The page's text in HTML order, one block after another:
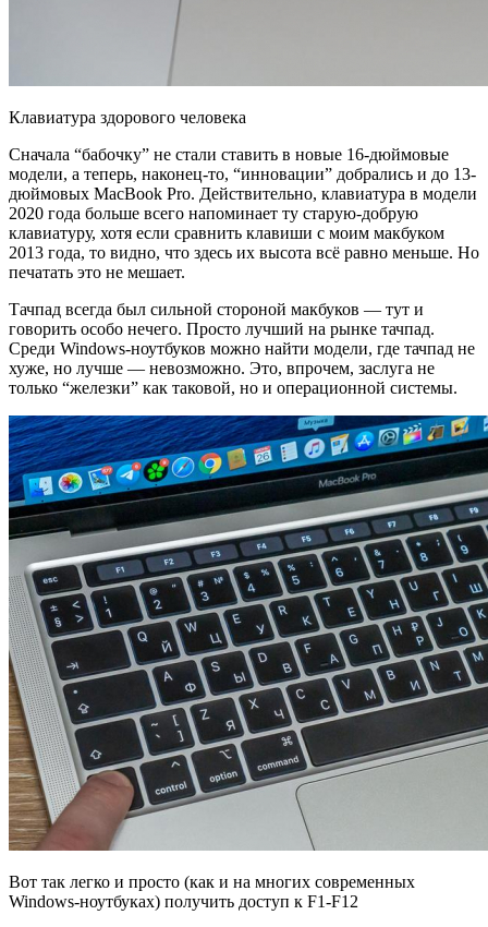
Клавиатура здорового человека
Сначала “бабочку” не стали ставить в новые 16-дюймовые
модели, а теперь, наконец-то, “инновации” добрались и до 13-
дюймовых MacBook Pro. Действительно, клавиатура в модели
2020 года больше всего напоминает ту старую-добрую
клавиатуру, хотя если сравнить клавиши с моим макбуком
2013 года, то видно, что здесь их высота всё равно меньше. Но
печатать это не мешает.
Тачпад всегда был сильной стороной макбуков — тут и
говорить особо нечего. Просто лучший на рынке тачпад.
Среди Windows-ноутбуков можно найти модели, где тачпад не
хуже, но лучше — невозможно. Это, впрочем, заслуга не
только “железки” как таковой, но и операционной системы.
Вот так легко и просто (как и на многих современных
Windows-ноутбуках) получить доступ к F1-F12